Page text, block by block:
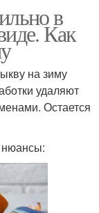
в
Как
на зиму
удаляют
Остается
нюансы: